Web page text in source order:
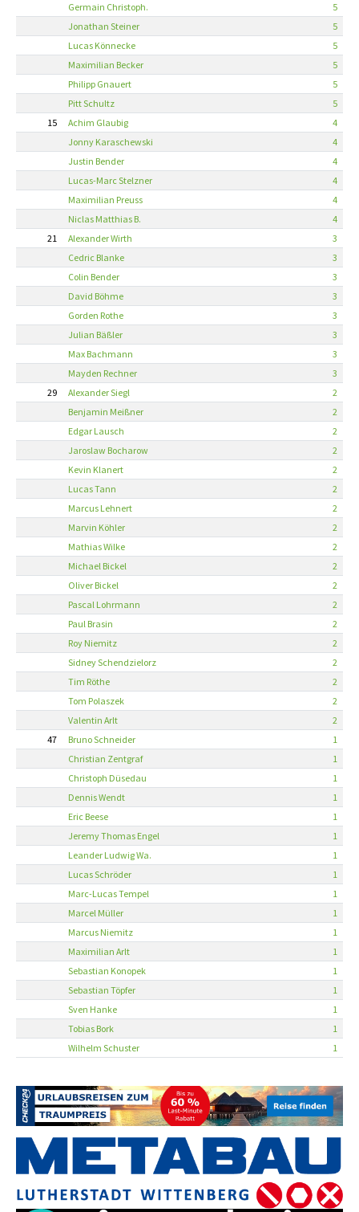
Germain Christoph.
5
Jonathan Steiner
5
Lucas Könnecke
5
Maximilian Becker
5
Philipp Gnauert
5
Pitt Schultz
5
15
Achim Glaubig
4
Jonny Karaschewski
4
Justin Bender
4
Lucas-Marc Stelzner
4
Maximilian Preuss
4
Niclas Matthias B.
4
21
Alexander Wirth
3
Cedric Blanke
3
Colin Bender
3
David Böhme
3
Gorden Rothe
3
Julian Bäßler
3
Max Bachmann
3
Mayden Rechner
3
29
Alexander Siegl
2
Benjamin Meißner
2
Edgar Lausch
2
Jaroslaw Bocharow
2
Kevin Klanert
2
Lucas Tann
2
Marcus Lehnert
2
Marvin Köhler
2
Mathias Wilke
2
Michael Bickel
2
Oliver Bickel
2
Pascal Lohrmann
2
Paul Brasin
2
Roy Niemitz
2
Sidney Schendzielorz
2
Tim Röthe
2
Tom Polaszek
2
Valentin Arlt
2
47
Bruno Schneider
1
Christian Zentgraf
1
Christoph Düsedau
1
Dennis Wendt
1
Eric Beese
1
Jeremy Thomas Engel
1
Leander Ludwig Wa.
1
Lucas Schröder
1
Marc-Lucas Tempel
1
Marcel Müller
1
Marcus Niemitz
1
Maximilian Arlt
1
Sebastian Konopek
1
Sebastian Töpfer
1
Sven Hanke
1
Tobias Bork
1
Wilhelm Schuster
1